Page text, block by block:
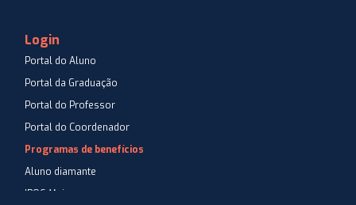
Login
Portal do Aluno
Portal da Graduação
Portal do Professor
Portal do Coordenador
Programas de benefícios
Aluno diamante
IPOG Mais